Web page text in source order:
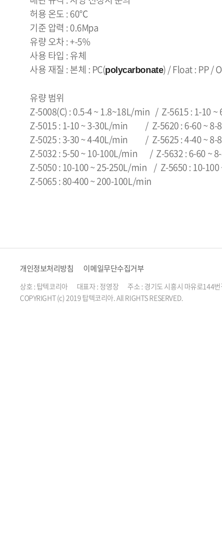
허용 온도 : 60℃
기준 압력 : 0.6Mpa
유량 오차 : +-5%
사용 타입 : 유체
사용 재질 : 본체 : PC(polycarbonate) / Float : PP /
유량 범위
Z-5008(C) : 0.5-4 ~ 1.8~18L/min / Z-5615 : 1-10
Z-5015 : 1-10 ~ 3-30L/min / Z-5620 : 6-60 ~ 8-
Z-5025 : 3-30 ~ 4-40L/min / Z-5625 : 4-40 ~ 8-
Z-5032 : 5-50 ~ 10-100L/min / Z-5632 : 6-60 ~
Z-5050 : 10-100 ~ 25-250L/min / Z-5650 : 10-
Z-5065 : 80-400 ~ 200-100L/min
개인정보처리방침 이메일무단수집거부
상호 : 탑텍코리아 대표자 : 정영장 주소 : 경기도 시흥시 마유로
COPYRIGHT (c) 2019 탑텍코리아. All RIGHTS RESERVED.